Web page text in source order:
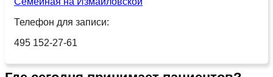
Телефон для записи:
495 152-27-61